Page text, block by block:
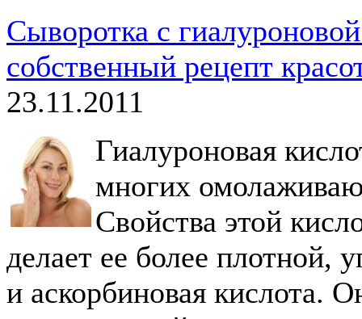
Сыворотка с
собственный рецепт
23.11.2011
Гиалуроновая
многих
Свойства этой
делает ее более плотной,
и аскорбиновая кислота.